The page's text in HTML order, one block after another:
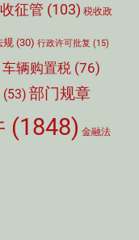
征管 (103) 税收政
规 (30) 行政许可批复 (15)
车辆购置税 (76)
(53) 部门规章
(1848) 金融法